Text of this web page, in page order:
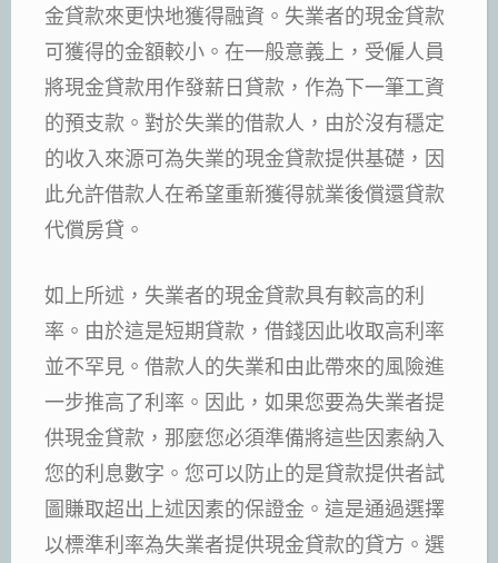
金貸款來更快地獲得融資。失業者的現金貸款
可獲得的金額較小。在一般意義上，受僱人員
將現金貸款用作發薪日貸款，作為下一筆工資
的預支款。對於失業的借款人，由於沒有穩定
的收入來源可為失業的現金貸款提供基礎，因
此允許借款人在希望重新獲得就業後償還貸款
代償房貸。
如上所述，失業者的現金貸款具有較高的利
率。由於這是短期貸款，借錢因此收取高利率
並不罕見。借款人的失業和由此帶來的風險進
一步推高了利率。因此，如果您要為失業者提
供現金貸款，那麼您必須準備將這些因素納入
您的利息數字。您可以防止的是貸款提供者試
圖賺取超出上述因素的保證金。這是通過選擇
以標準利率為失業者提供現金貸款的貸方。選